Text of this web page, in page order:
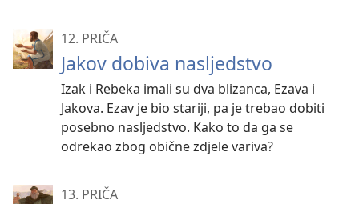
12. PRIČA
Jakov dobiva nasljedstvo
Izak i Rebeka imali su dva blizanca, Ezava i
Jakova. Ezav je bio stariji, pa je trebao dobiti
posebno nasljedstvo. Kako to da ga se
odrekao zbog obične zdjele variva?
13. PRIČA